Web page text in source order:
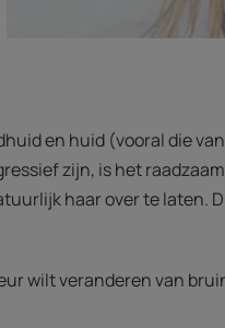
en huid (vooral die
zijn, is het
haar over te laten.
wilt veranderen van